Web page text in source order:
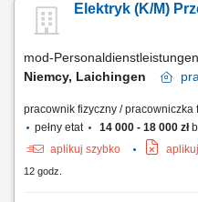
Elektryk (K/M)
mod-
Niemcy, Laichingen
pracownik fizyczny / pracowniczka
pełny etat
14 000 - 18 000 zł
aplikuj szybko
12 godz.